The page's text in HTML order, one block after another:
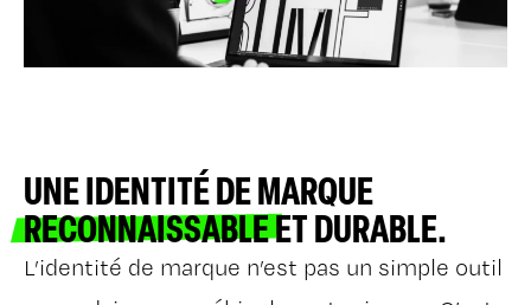
UNE IDENTITÉ DE MARQUE
RECONNAISSABLEET DURABLE.
L’identité de marque n’est pas un simple outil